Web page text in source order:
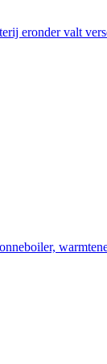
eronder valt